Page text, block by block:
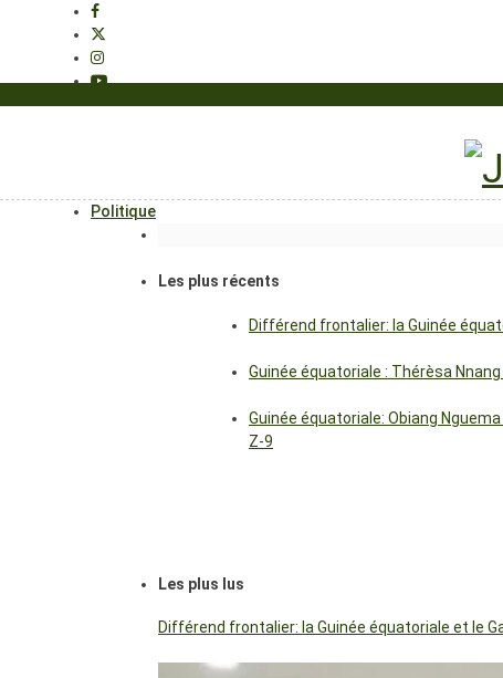
Politique
Les plus récents
Différend frontalier: la Guinée
Guinée équatoriale : Thérèsa
Guinée équatoriale: Obiang
Z-9
Les plus lus
Différend frontalier: la Guinée équatoriale et le